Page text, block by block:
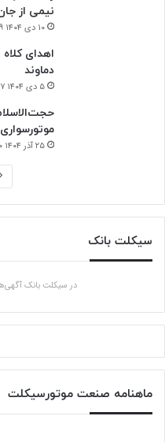
نیمی از
۱۰ دی ۱۴۰۴ ۲۳:۴۹
اهدای کلاه
دماوند
۵ دی ۱۴۰۴ ۱۹:۵۷
۲۵ آذر ۱۴۰۴ ۲۰:۴۰
سیکلت بانک
در سیکلت بانک
ماهنامه صنعت موتورسیکلت